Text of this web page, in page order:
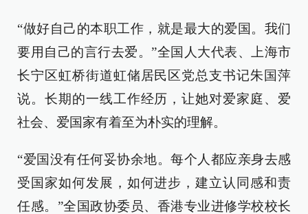
“做好自己的本职工作，就是最大的爱国。我们
要用自己的言行去爱。”全国人大代表、上海市
长宁区虹桥街道虹储居民区党总支书记朱国萍
说。长期的一线工作经历，让她对爱家庭、爱
社会、爱国家有着至为朴实的理解。
“爱国没有任何妥协余地。每个人都应亲身去感
受国家如何发展，如何进步，建立认同感和责
任感。”全国政协委员、香港专业进修学校校长